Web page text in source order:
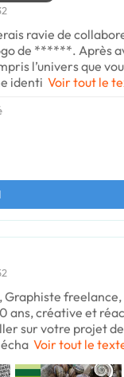
ravie de
de ******. Après
l’univers que
identi Voir tout le
Graphiste
ans, créative et
sur votre projet
Voir tout le